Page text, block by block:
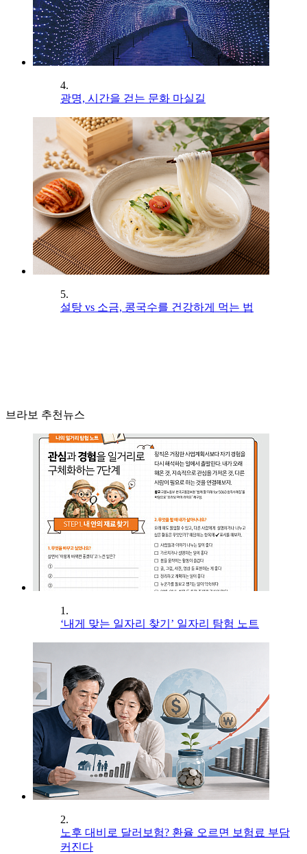
4.
광명, 시간을 걷는 문화 마실길
5.
설탕 vs 소금, 콩국수를 건강하게 먹는 법
브라보 추천뉴스
1.
‘내게 맞는 일자리 찾기’ 일자리 탐험 노트
2.
노후 대비로 달러보험? 환율 오르면 보험료 부담
커진다